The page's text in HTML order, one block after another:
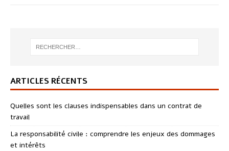
ARTICLES RÉCENTS
Quelles sont les clauses indispensables dans un contrat de
travail
La responsabilité civile : comprendre les enjeux des dommages
et intérêts